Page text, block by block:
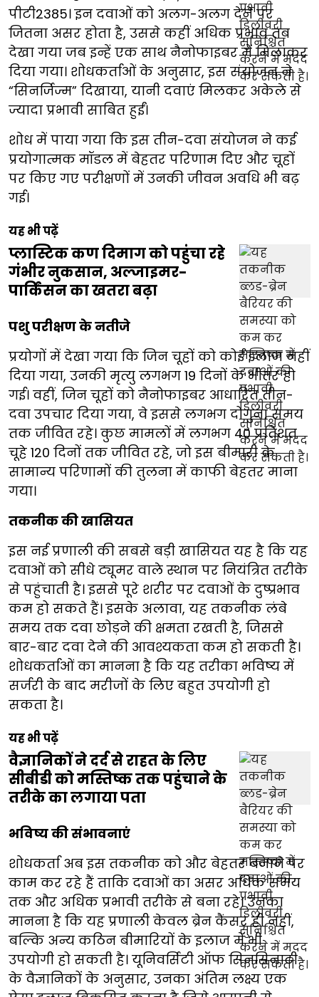
पीटी2385। इन दवाओं को अलग-अलग देने पर
जितना असर होता है, उससे कहीं अधिक प्रभाव तब
देखा गया जब इन्हें एक साथ नैनोफाइबर में मिलाकर
दिया गया। शोधकर्ताओं के अनुसार, इस संयोजन ने
“सिनर्जिज्म” दिखाया, यानी दवाएं मिलकर अकेले से
ज्यादा प्रभावी साबित हुईं।
शोध में पाया गया कि इस तीन-दवा संयोजन ने कई
प्रयोगात्मक मॉडल में बेहतर परिणाम दिए और चूहों
पर किए गए परीक्षणों में उनकी जीवन अवधि भी बढ़
गई।
यह भी पढ़ें
प्लास्टिक कण दिमाग को पहुंचा रहे
गंभीर नुकसान, अल्जाइमर-
पार्किंसन का खतरा बढ़ा
पशु परीक्षण के नतीजे
प्रयोगों में देखा गया कि जिन चूहों को कोई इलाज नहीं
दिया गया, उनकी मृत्यु लगभग 19 दिनों के भीतर हो
गई। वहीं, जिन चूहों को नैनोफाइबर आधारित तीन-
दवा उपचार दिया गया, वे इससे लगभग दोगुना समय
तक जीवित रहे। कुछ मामलों में लगभग 40 प्रतिशत
चूहे 120 दिनों तक जीवित रहे, जो इस बीमारी के
सामान्य परिणामों की तुलना में काफी बेहतर माना
गया।
तकनीक की खासियत
इस नई प्रणाली की सबसे बड़ी खासियत यह है कि यह
दवाओं को सीधे ट्यूमर वाले स्थान पर नियंत्रित तरीके
से पहुंचाती है। इससे पूरे शरीर पर दवाओं के दुष्प्रभाव
कम हो सकते हैं। इसके अलावा, यह तकनीक लंबे
समय तक दवा छोड़ने की क्षमता रखती है, जिससे
बार-बार दवा देने की आवश्यकता कम हो सकती है।
शोधकर्ताओं का मानना है कि यह तरीका भविष्य में
सर्जरी के बाद मरीजों के लिए बहुत उपयोगी हो
सकता है।
यह भी पढ़ें
वैज्ञानिकों ने दर्द से राहत के लिए
सीबीडी को मस्तिष्क तक पहुंचाने के
तरीके का लगाया पता
भविष्य की संभावनाएं
शोधकर्ता अब इस तकनीक को और बेहतर बनाने पर
काम कर रहे हैं ताकि दवाओं का असर अधिक समय
तक और अधिक प्रभावी तरीके से बना रहे। उनका
मानना है कि यह प्रणाली केवल ब्रेन कैंसर ही नहीं,
बल्कि अन्य कठिन बीमारियों के इलाज में भी
उपयोगी हो सकती है। यूनिवर्सिटी ऑफ सिनसिनाटी
के वैज्ञानिकों के अनुसार, उनका अंतिम लक्ष्य एक